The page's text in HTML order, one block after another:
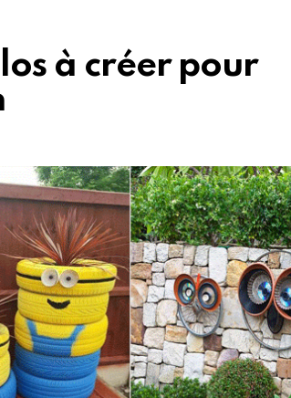
à créer pour